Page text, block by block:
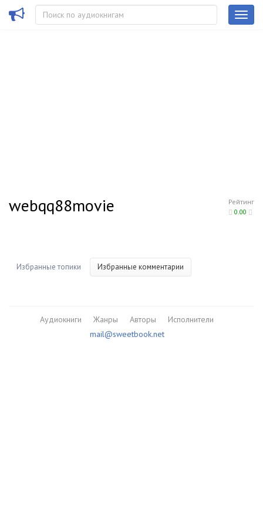
Рейтинг
0.00
webqq88movie
Избранные топики Избранные комментарии
Аудиокниги Жанры Авторы
Исполнители
mail@sweetbook.net